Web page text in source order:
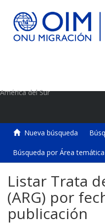
América del Sur
Nueva búsqueda
Búsqueda por Área temática
Listar Trata
(ARG) por
publicación